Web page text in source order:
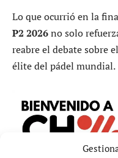
Lo que ocurrió en la
P2 2026no solo
reabre el debate sobre
élite del pádel mundial.